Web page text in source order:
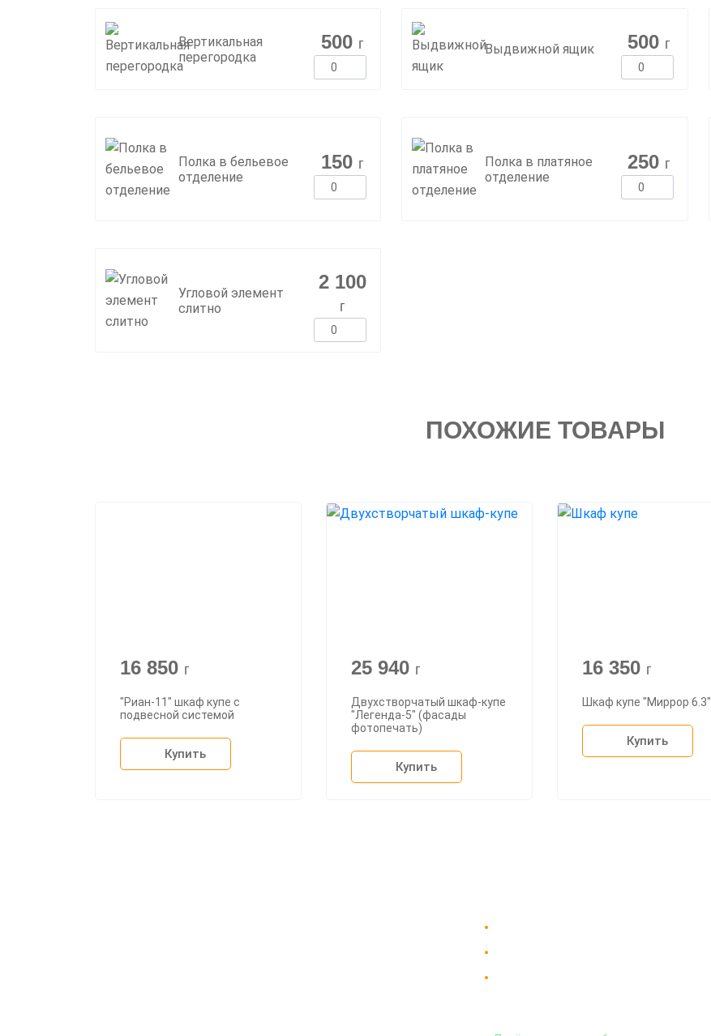
Вертикальная
перегородка
500 г Выдвижной ящик 500 г
Полка в бельевое
отделение
150 г
Полка в платяное
отделение
250 г
Угловой элемент
слитно
2 100
г
ПОХОЖИЕ ТОВАРЫ
16 850 г
"Риан-11" шкаф купе с
подвесной системой
Купить
25 940 г
Двухстворчатый шкаф-купе
"Легенда-5" (фасады
фотопечать)
Купить
16 350 г
Шкаф купе "Миррор 6.3"
Купить